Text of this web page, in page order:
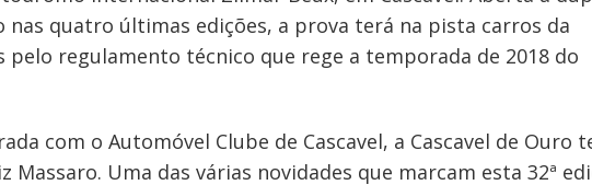
quatro últimas edições, a prova terá na pista carros da
regulamento técnico que rege a temporada de 2018 do
com o Automóvel Clube de Cascavel, a Cascavel de Ouro
Uma das várias novidades que marcam esta 32ª